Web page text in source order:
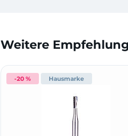
Weitere
-20 % Hausmarke